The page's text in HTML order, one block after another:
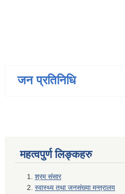
जन प्रतिनिधि
महत्वपुर्ण लिङ्कहरु
श्रम संसार
स्वास्थ्य तथा जनसंख्या मन्त्रालय